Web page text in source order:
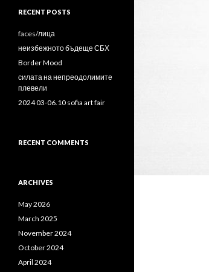
RECENT POSTS
faces/лица
неизбежното бъдеще СБХ
Border Mood
силата на непреодолимите
плевели
2024 03-06.10 sofia art fair
RECENT COMMENTS
ARCHIVES
May 2026
March 2025
November 2024
October 2024
April 2024